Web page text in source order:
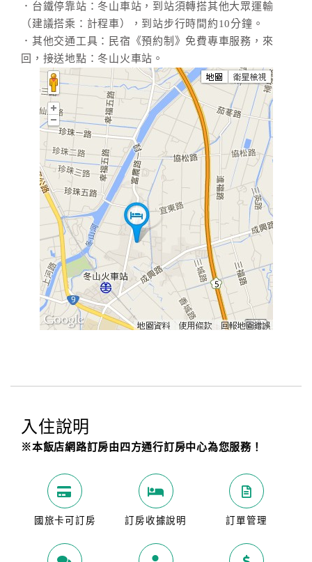
．台鐵停靠站：冬山車站，到站須轉搭其他大眾運輸
（建議搭乘：計程車），到站步行時間約10分鐘。
．其他交通工具：民宿《預約制》免費專車服務，來
回，接送地點：冬山火車站。
入住說明
※本飯店網路訂房由四方通行訂房中心為您服務！
國旅卡可訂房 訂房收據說明 訂單管理